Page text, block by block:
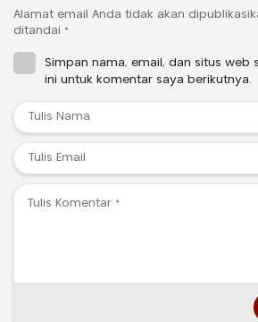
Alamat email Anda tidak akan
ditandai *
Simpan nama, email, dan situs web
ini untuk komentar saya berikutnya.